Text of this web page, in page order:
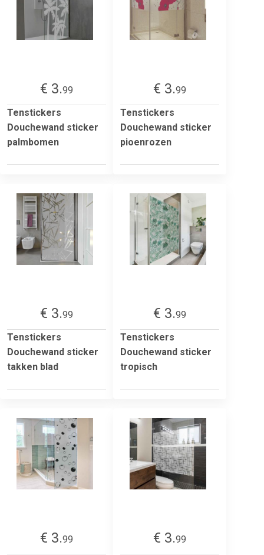
€ 3.99
Tenstickers
Douchewand sticker
palmbomen
€ 3.99
Tenstickers
Douchewand sticker
pioenrozen
€ 3.99
Tenstickers
Douchewand sticker
takken blad
€ 3.99
Tenstickers
Douchewand sticker
tropisch
€ 3.99
€ 3.99